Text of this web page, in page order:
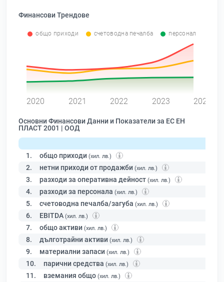
Финансови Трендове
общо приходи счетоводна печалба персонал
2020 2021 2022 2023 2024
Основни Финансови Данни и Показатели за ЕС ЕН
ПЛАСТ 2001 | ООД
1. общо приходи (хил. лв.)
2. нетни приходи от продажби (хил. лв.)
3. разходи за оперативна дейност (хил. лв.)
4. разходи за персонала (хил. лв.)
5. счетоводна печалба/загуба (хил. лв.)
6. EBITDA (хил. лв.)
7. общо активи (хил. лв.)
8. дълготрайни активи (хил. лв.)
9. материални запаси (хил. лв.)
10. парични средства (хил. лв.)
11. вземания общо (хил. лв.)